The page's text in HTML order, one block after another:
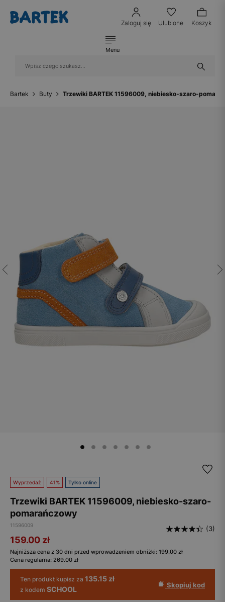
Zaloguj się Ulubione Koszyk
Menu
Bartek Buty Trzewiki BARTEK 11596009, niebiesko-szaro-
Wyprzedaż 41% Tylko online
Trzewiki BARTEK 11596009, niebiesko-szaro-
pomarańczowy
11596009 (3)
159.00 zł
Najniższa cena z 30 dni przed wprowadzeniem obniżki: 199.00 zł
Cena regularna: 269.00 zł
Ten produkt kupisz za 135.15 zł
z kodem SCHOOL Skopiuj kod